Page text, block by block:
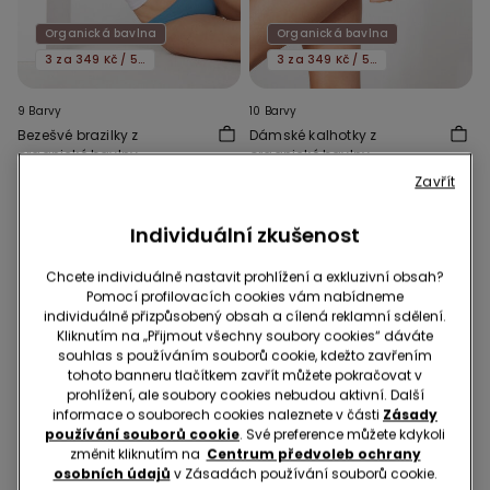
Organická bavlna
3 za 349 Kč / 5 za 549 Kč
9 Barvy
Bezešvé brazilky z
organické bavlny
Organická bavlna
3 za 349 Kč / 5 za 549 Kč
10 Barvy
Dámské kalhotky z
organické bavlny
Individuální zkušenost
Chcete individuálně nastavit prohlížení a exkluzivní obsah?
Pomocí profilovacích cookies vám nabídneme
individuálně přizpůsobený obsah a cílená reklamní sdělení.
Kliknutím na „Přijmout všechny soubory cookies“ dáváte
souhlas s používáním souborů cookie, kdežto zavřením
tohoto banneru tlačítkem zavřít můžete pokračovat v
prohlížení, ale soubory cookies nebudou aktivní. Další
informace o souborech cookies naleznete v části Zásady
používání souborů cookie. Své preference můžete kdykoli
změnit kliknutím na Centrum předvoleb ochrany
osobních údajů v Zásadách používání souborů cookie.
Zavřít